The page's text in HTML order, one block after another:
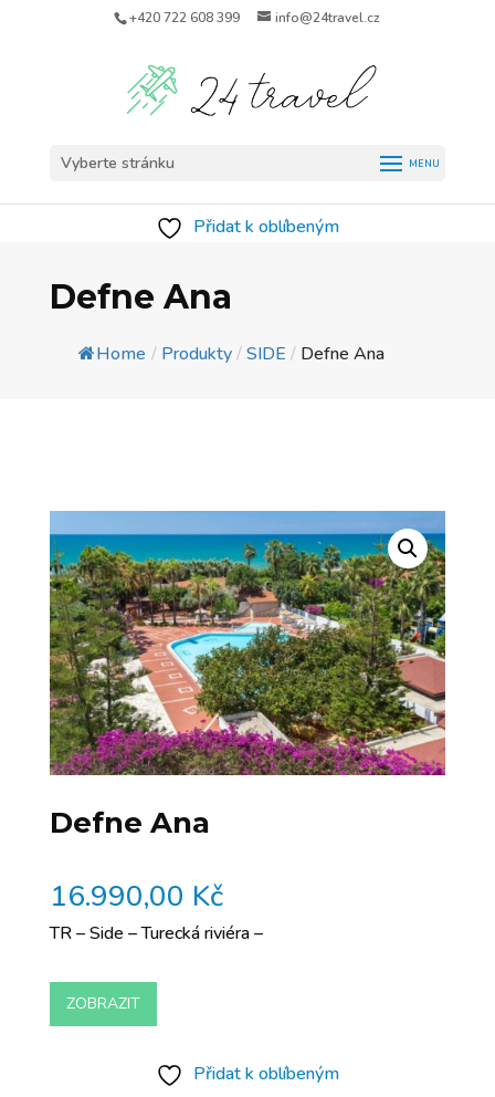
+420 722 608 399 info@24travel.cz
Vyberte stránku
Přidat k oblíbeným
Defne Ana
Home / Produkty/SIDE / Defne Ana
Defne Ana
16.990,00 Kč
TR – Side – Turecká riviéra –
ZOBRAZIT
Přidat k oblíbeným